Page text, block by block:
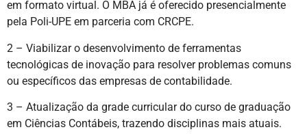
em formato virtual. O MBA já é oferecido presencialmente
pela Poli-UPE em parceria com CRCPE.
2 – Viabilizar o desenvolvimento de ferramentas
tecnológicas de inovação para resolver problemas comuns
ou específicos das empresas de contabilidade.
3 – Atualização da grade curricular do curso de graduação
em Ciências Contábeis, trazendo disciplinas mais atuais.